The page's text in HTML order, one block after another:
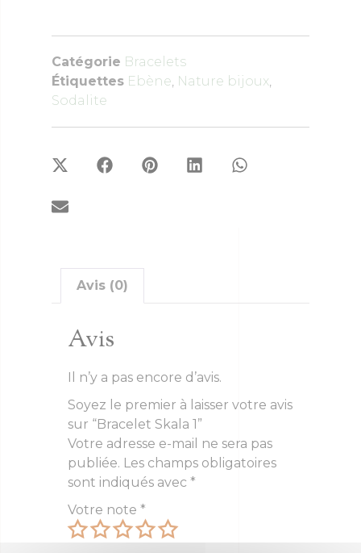
Catégorie Bracelets
Étiquettes Ebène, Nature bijoux,
Sodalite
Avis (0)
Avis
Il n’y a pas encore d’avis.
Soyez le premier à laisser votre avis
sur “Bracelet Skala 1”
Votre adresse e-mail ne sera pas
publiée. Les champs obligatoires
sont indiqués avec *
Votre note *